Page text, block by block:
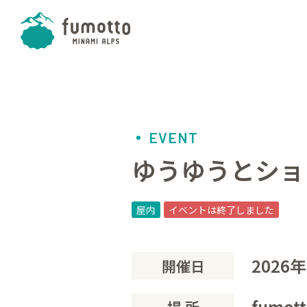
EVENT
ゆうゆうとシ
屋内 イベントは終了しました
開催日 2026